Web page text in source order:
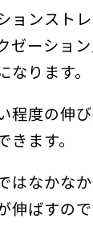
ョンスト
ゼーショ
なります。
程度の伸
きます。
はなかな
伸ばすの